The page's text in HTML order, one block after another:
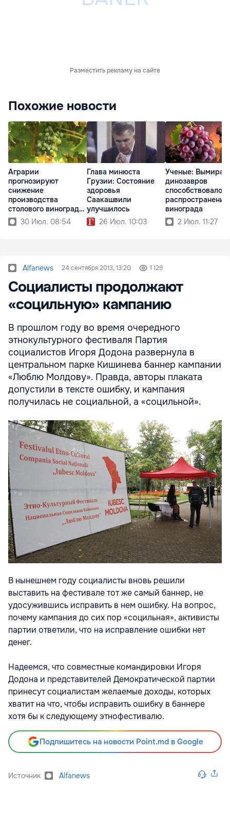
Разместить рекламу на сайте
Похожие новости
Аграрии
прогнозируют
снижение
производства
столового винограда
на 30%30 Июл. 08:54
Глава минюста
Грузии: Состояние
здоровья
Саакашвили
улучшилось
26 Июл. 10:03
Ученые:
динозавров
способствовало
распространению
винограда
2 Июл. 11:27
Alfanews 24 сентября 2013, 13:20 1 129
Социалисты продолжают
«социльную» кампанию
В прошлом году во время очередного
этнокультурного фестиваля Партия
социалистов Игоря Додона развернула в
центральном парке Кишинева баннер кампании
«Люблю Молдову». Правда, авторы плаката
допустили в тексте ошибку, и кампания
получилась не социальной, а «социльной».
В нынешнем году социалисты вновь решили
выставить на фестивале тот же самый баннер, не
удосужившись исправить в нем ошибку. На вопрос,
почему кампания до сих пор «социльная», активисты
партии ответили, что на исправление ошибки нет
денег.
Надеемся, что совместные командировки Игоря
Додона и представителей Демократической партии
принесут социалистам желаемые доходы, которых
хватит на что, чтобы исправить ошибку в баннере
хотя бы к следующему этнофестивалю.
Подпишитесь на новости Point.md в Google
Источник Alfanews